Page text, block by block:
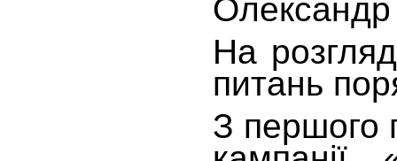
Олександр
На
питань
З першого